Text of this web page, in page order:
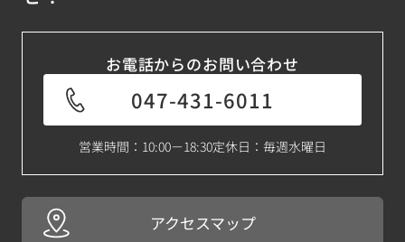
お電話からのお問い合わせ
047-431-6011
営業時間：10:00－18:30定休日：毎週水曜日
アクセスマップ